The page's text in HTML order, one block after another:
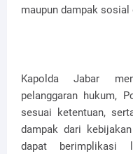
maupun dampak
Kapolda Jabar
pelanggaran hukum,
sesuai ketentuan,
dampak dari
dapat berimplikasi